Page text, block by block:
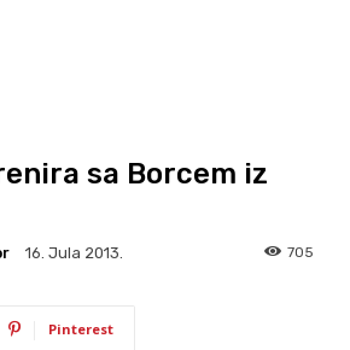
sa Borcem iz
16. Jula 2013. 705
Pinterest